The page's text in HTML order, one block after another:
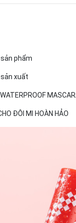
phẩm
xuất
ĐÔI MI HOÀN HẢO